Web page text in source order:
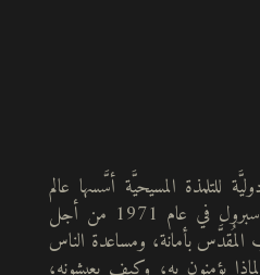
للتلمذة المسيحيَّة أسَّسها عالم
اللاهوت الدكتور أر. سي. سبرول في عام 1971 من أجل
المُقدَّس بأمانة، ومساعدة الناس